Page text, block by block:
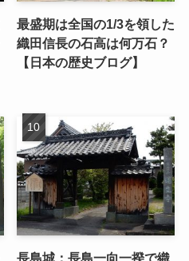
最盛期は全国の1/3を領した
織田信長の石高は何万石？
【日本の歴史ブログ】
長島城：長島一向一揆で織